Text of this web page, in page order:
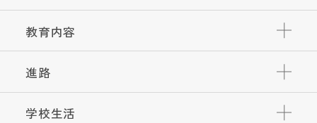
教育内容
進路
学校生活